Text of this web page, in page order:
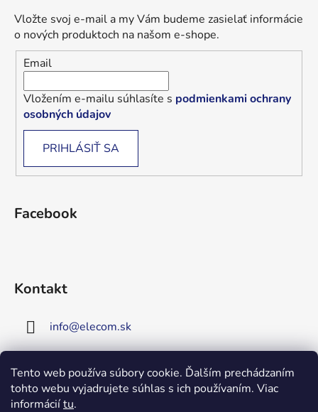
Tento web používa súbory cookie. Ďalším prechádzaním
tohto webu vyjadrujete súhlas s ich používaním. Viac
informáciítu.
Upozornenie!
Vložte svoj e-mail a my Vám budeme zasielať informácie
o nových produktoch na našom e-shope.
Email
Vložením e-mailu súhlasíte s podmienkami ochrany
osobných údajov
PRIHLÁSIŤ SA
Facebook
Kontakt
info@elecom.sk